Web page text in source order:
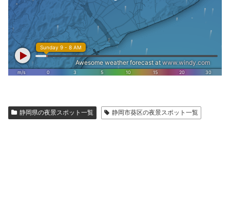
静岡県の夜景スポット一覧 静岡市葵区の夜景スポット一覧